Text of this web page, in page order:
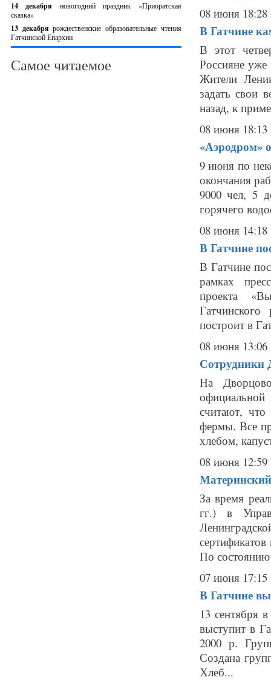
14 декабря новогодний праздник «Приоратская
сказка»
13 декабрярождественские образовательные чтения
Гатчинской Епархии
Самое читаемое
08 июня 18:28
В Гатчине
В этот
Россияне
Жители
задать свои
назад, к
08 июня 18:13
«Аэродром»
9 июня по
окончания
9000 чел, 5
горячего
08 июня 14:18
В Гатчине
В Гатчине
рамках
проекта
построит в
08 июня 13:06
Сотрудники
На
считают, что
фермы. Все
хлебом,
08 июня 12:59
За время
гг.) в
По состоянию
07 июня 17:15
В Гатчине
13 сентября
выступит в
2000 р.
Создана
Хлеб...